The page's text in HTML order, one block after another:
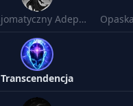
Aksjomatyczny Adept Arkanów
Transcendencja